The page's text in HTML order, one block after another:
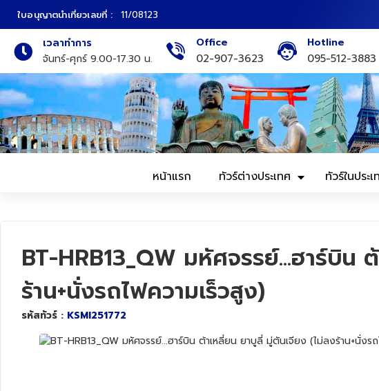
ใบอนุญาตนำเที่ยวเลขที่ : 11/08123
เวลาทำการ
จันทร์-ศุกร์ 9.00-17.30 น.
Office
02-907-3623
Hotline
095-512-3883
หน้าแรก ทัวร์ต่างประเทศ ทัวร์ในประ
BT-HRB13_QW มหัศจรรย์...ฮาร์บิน
ร้าน+นั่งรถไฟความเร็วสูง)
รหัสทัวร์ : KSMI251772
ทัวร์ญี่ปุ่น
ทัวร์เกาหลี
ทัวร์ยุโรป
ทัวร์สแกนดิเนเวีย
ทัวร์สิงคโปร์
ทัวร์ตุรเคีย
ทัวร์สวิตเซอร์แลนด์
ภาคเหนือ
ภาคกลาง
ภาคอีสาน
ภาคตะวันตก